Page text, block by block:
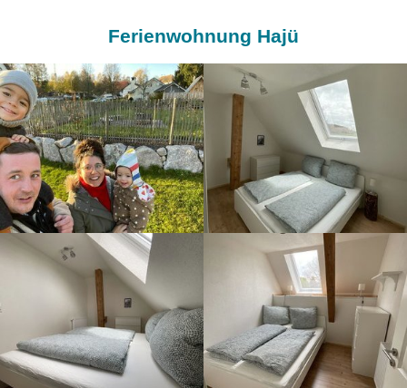
Ferienwohnung Hajü